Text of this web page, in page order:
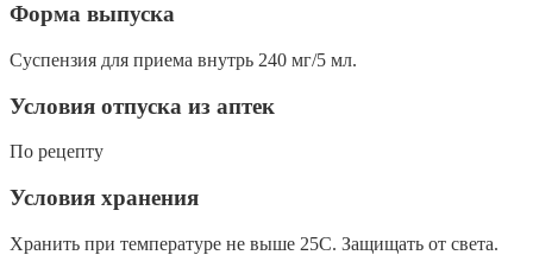
Форма выпуска
Суспензия для приема внутрь 240 мг/5 мл.
Условия отпуска из аптек
По рецепту
Условия хранения
Хранить при температуре не выше 25С. Защищать от света.